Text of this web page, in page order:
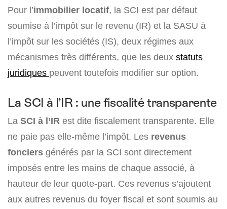
Pour l’immobilier locatif, la SCI est par défaut
soumise à l’impôt sur le revenu (IR) et la SASU à
l’impôt sur les sociétés (IS), deux régimes aux
mécanismes très différents, que les deux statuts
juridiques peuvent toutefois modifier sur option.
La SCI à l’IR : une fiscalité transparente
La SCI à l’IR est dite fiscalement transparente. Elle
ne paie pas elle-même l’impôt. Les revenus
fonciers générés par la SCI sont directement
imposés entre les mains de chaque associé, à
hauteur de leur quote-part. Ces revenus s’ajoutent
aux autres revenus du foyer fiscal et sont soumis au